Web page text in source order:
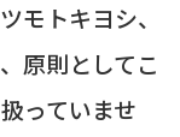
モトキヨシ、
原則としてこ
っていませ